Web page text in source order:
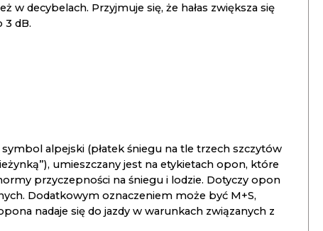
w decybelach. Przyjmuje się, że hałas zwiększa się
3 dB.
symbol alpejski (płatek śniegu na tle trzech szczytów
umieszczany jest na etykietach opon, które
przyczepności na śniegu i lodzie. Dotyczy opon
Dodatkowym oznaczeniem może być M+S,
nadaje się do jazdy w warunkach związanych z